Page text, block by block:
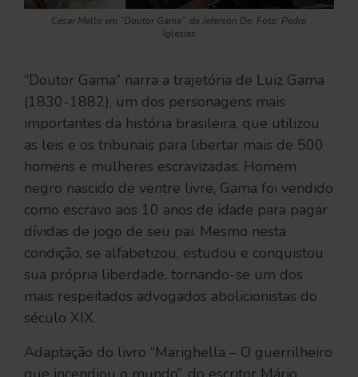
César Mello em “Doutor Gama”, de Jeferson De. Foto: Pedro
Iglesias
“Doutor Gama” narra a trajetória de Luiz Gama
(1830-1882), um dos personagens mais
importantes da história brasileira, que utilizou
as leis e os tribunais para libertar mais de 500
homens e mulheres escravizadas. Homem
negro nascido de ventre livre, Gama foi vendido
como escravo aos 10 anos de idade para pagar
dívidas de jogo de seu pai. Mesmo nesta
condição, se alfabetizou, estudou e conquistou
sua própria liberdade, tornando-se um dos
mais respeitados advogados abolicionistas do
século XIX.
Adaptação do livro “Marighella – O guerrilheiro